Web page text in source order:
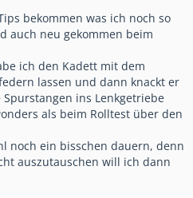
bekommen was ich noch so
auch neu gekommen beim
ich den Kadett mit dem
lassen und dann knackt er
ins Lenkgetriebe
als beim Rolltest über den
noch ein bisschen dauern, denn
auszutauschen will ich dann